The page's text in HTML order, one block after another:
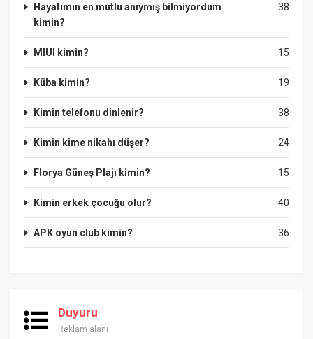
38
Hayatımın en mutlu anıymış bilmiyordum
kimin?
15
MIUI kimin?
19
Küba kimin?
38
Kimin telefonu dinlenir?
24
Kimin kime nikahı düşer?
15
Florya Güneş Plajı kimin?
40
Kimin erkek çocuğu olur?
36
APK oyun club kimin?
Duyuru
Reklam alanı